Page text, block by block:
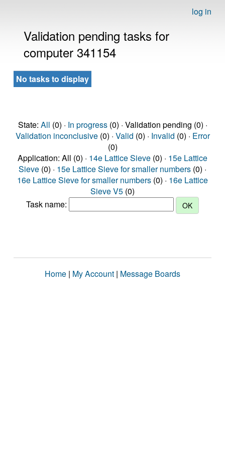
log in
Validation pending tasks for
computer 341154
No tasks to display
State: All (0) · In progress(0) · Validation pending (0) ·
Validation inconclusive(0) · Valid (0) · Invalid (0) · Error
(0)
Application: All (0) · 14e Lattice Sieve (0) · 15e Lattice
Sieve (0) · 15e Lattice Sieve for smaller numbers (0) ·
16e Lattice Sieve for smaller numbers (0) · 16e Lattice
Sieve V5 (0)
Task name:
Home | My Account | Message Boards